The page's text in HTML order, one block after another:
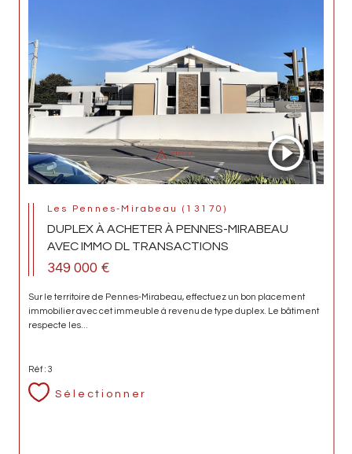
Les Pennes-Mirabeau (13170)
DUPLEX À ACHETER À PENNES-MIRABEAU
AVEC IMMO DL TRANSACTIONS
349 000 €
Sur le territoire de Pennes-Mirabeau, effectuez un bon placement
immobilier avec cet immeuble à revenu de type duplex. Le bâtiment
respecte les...
Réf : 3
Sélectionner